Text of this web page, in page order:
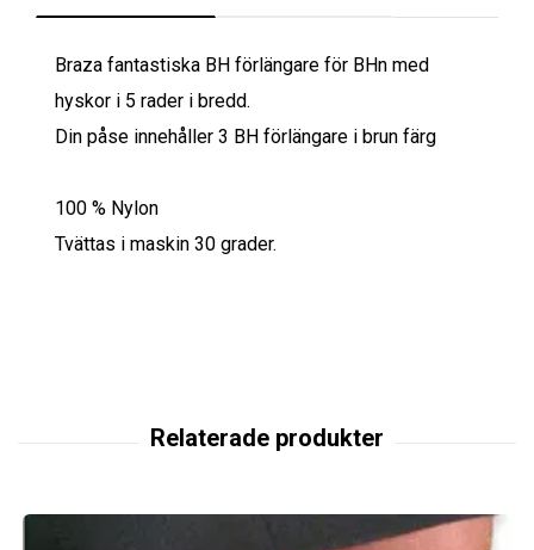
Braza fantastiska BH förlängare för BHn med
hyskor i 5 rader i bredd.
Din påse innehåller 3 BH förlängare i brun färg
100 % Nylon
Tvättas i maskin 30 grader.